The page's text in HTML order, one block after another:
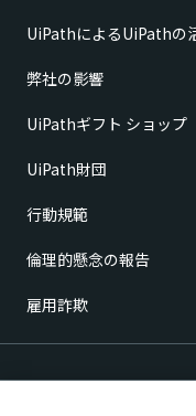
UiPathによるUiPathの
弊社の影響
UiPathギフト ショップ
UiPath財団
行動規範
倫理的懸念の報告
雇用詐欺